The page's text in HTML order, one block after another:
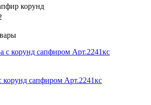
корунд
корунд сапфиром Арт.2241кс